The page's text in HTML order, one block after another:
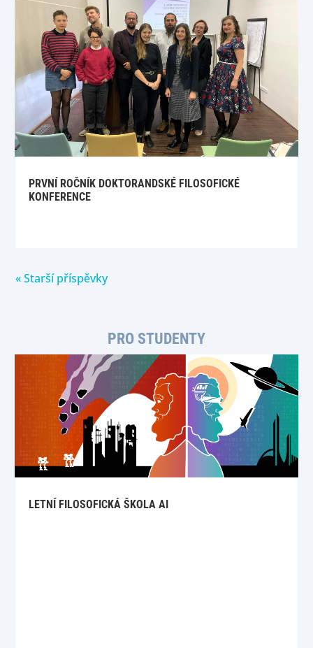
PRVNÍ ROČNÍK DOKTORANDSKÉ FILOSOFICKÉ
KONFERENCE
« Starší příspěvky
PRO STUDENTY
LETNÍ FILOSOFICKÁ ŠKOLA AI